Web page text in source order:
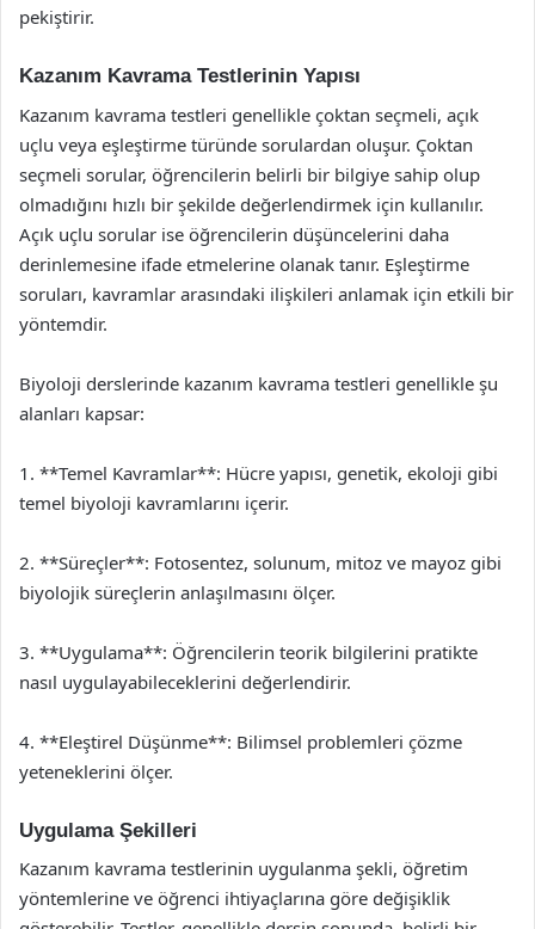
pekiştirir.
Kazanım Kavrama Testlerinin Yapısı
Kazanım kavrama testleri genellikle çoktan seçmeli, açık
uçlu veya eşleştirme türünde sorulardan oluşur. Çoktan
seçmeli sorular, öğrencilerin belirli bir bilgiye sahip olup
olmadığını hızlı bir şekilde değerlendirmek için kullanılır.
Açık uçlu sorular ise öğrencilerin düşüncelerini daha
derinlemesine ifade etmelerine olanak tanır. Eşleştirme
soruları, kavramlar arasındaki ilişkileri anlamak için etkili bir
yöntemdir.
Biyoloji derslerinde kazanım kavrama testleri genellikle şu
alanları kapsar:
1. **Temel Kavramlar**: Hücre yapısı, genetik, ekoloji gibi
temel biyoloji kavramlarını içerir.
2. **Süreçler**: Fotosentez, solunum, mitoz ve mayoz gibi
biyolojik süreçlerin anlaşılmasını ölçer.
3. **Uygulama**: Öğrencilerin teorik bilgilerini pratikte
nasıl uygulayabileceklerini değerlendirir.
4. **Eleştirel Düşünme**: Bilimsel problemleri çözme
yeteneklerini ölçer.
Uygulama Şekilleri
Kazanım kavrama testlerinin uygulanma şekli, öğretim
yöntemlerine ve öğrenci ihtiyaçlarına göre değişiklik